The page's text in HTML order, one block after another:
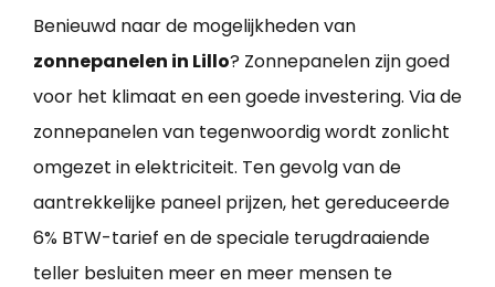
Benieuwd naar de mogelijkheden van
zonnepanelen in Lillo? Zonnepanelen zijn goed
voor het klimaat en een goede investering. Via de
zonnepanelen van tegenwoordig wordt zonlicht
omgezet in elektriciteit. Ten gevolg van de
aantrekkelijke paneel prijzen, het gereduceerde
6% BTW-tarief en de speciale terugdraaiende
teller besluiten meer en meer mensen te